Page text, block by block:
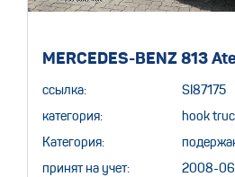
MERCEDES-BENZ 813
ссылка: SI87175
категория: hook
Категория:
принят на учет: 2008-06